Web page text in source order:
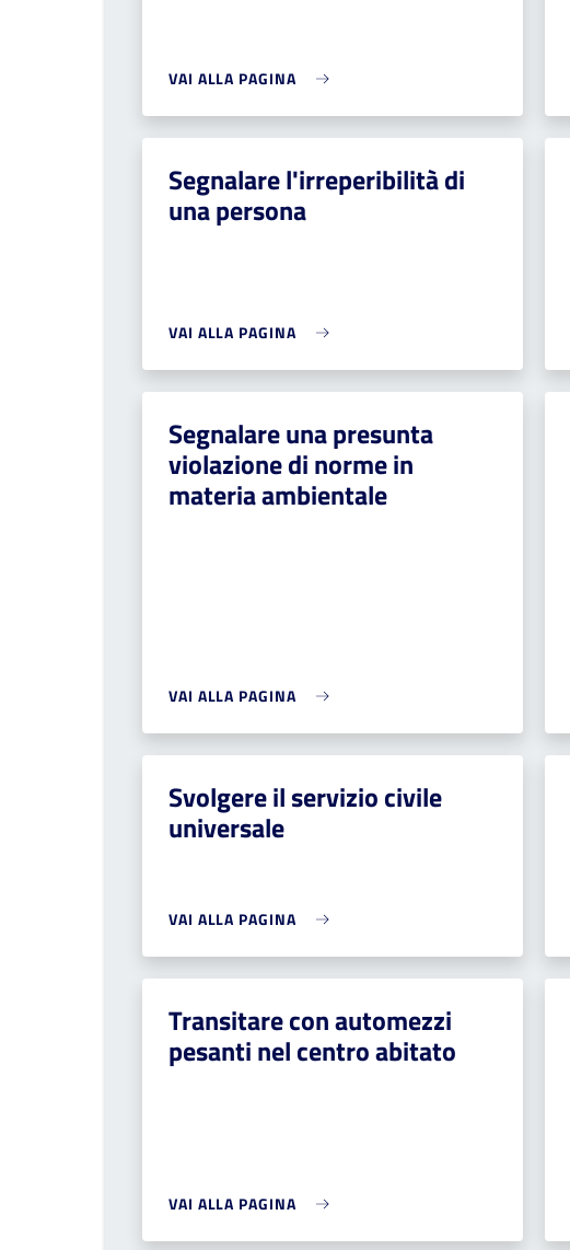
VAI ALLA PAGINA
Segnalare l'irreperibilità di
una persona
VAI ALLA PAGINA
Segnalare una presunta
violazione di norme in
materia ambientale
VAI ALLA PAGINA
Svolgere il servizio civile
universale
VAI ALLA PAGINA
Transitare con automezzi
pesanti nel centro abitato
VAI ALLA PAGINA